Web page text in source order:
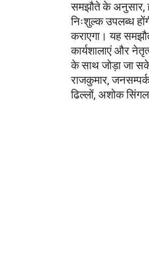
समझौते के अनुसार,
निःशुल्क उपलब्ध
कराएगा। यह
कार्यशालाएं और
के साथ जोड़ा जा
राजकुमार,
ढिल्लों, अशोक